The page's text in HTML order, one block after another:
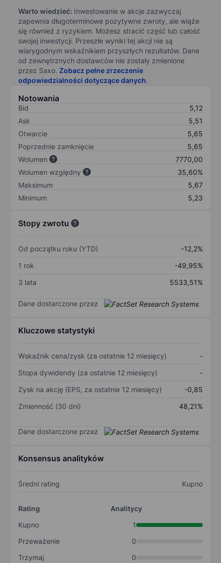
Warto wiedzieć: Inwestowanie w akcje zazwyczaj
zapewnia długoterminowe pozytywne zwroty, ale wiąże
się również z ryzykiem. Możesz stracić część lub całość
swojej inwestycji. Przeszłe wyniki tej akcji nie są
wiarygodnym wskaźnikiem przyszłych rezultatów. Dane
od zewnętrznych dostawców nie zostały zmienione
przez Saxo. Zobacz pełne zrzeczenie
odpowiedzialności dotyczące danych.
Notowania
Bid
5,12
Ask
5,51
Otwarcie
5,65
Poprzednie zamknięcie
5,65
Wolumen
7770,00
Wolumen względny
35,60%
Maksimum
5,67
Minimum
5,23
Stopy zwrotu
Od początku roku (YTD)
-12,2%
1 rok
-49,95%
3 lata
5533,51%
Dane dostarczone przez
Kluczowe statystyki
Wskaźnik cena/zysk (za ostatnie 12 miesięcy)
-
Stopa dywidendy (za ostatnie 12 miesięcy)
-
Zysk na akcję (EPS, za ostatnie 12 miesięcy)
-0,85
Zmienność (30 dni)
48,21%
Dane dostarczone przez
Konsensus analityków
Średni rating Kupno
Rating
Analitycy
Kupno
1
Przeważenie
0
Trzymaj
0